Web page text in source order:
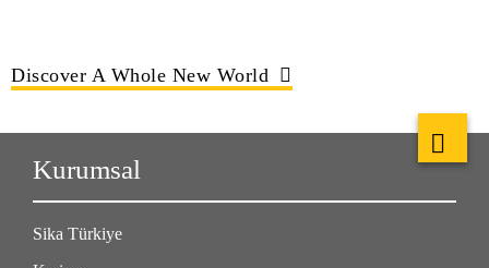
Discover A Whole New World
Kurumsal
Sika Türkiye